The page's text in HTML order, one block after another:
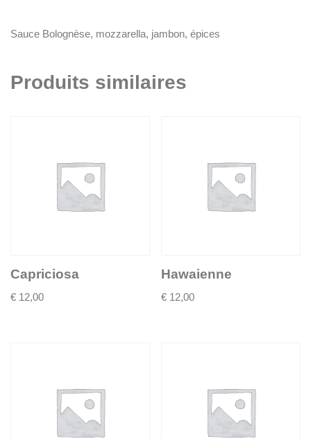
Sauce Bolognèse, mozzarella, jambon, épices
Produits similaires
Capriciosa
€ 12,00
Hawaienne
€ 12,00